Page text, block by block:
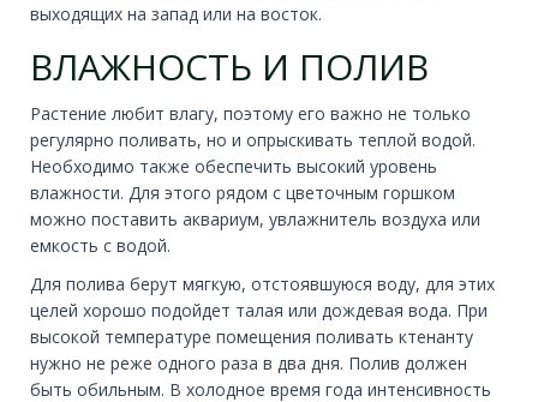
выходящих на запад или на восток.
ВЛАЖНОСТЬ И ПОЛИВ
Растение любит влагу, поэтому его важно не только
регулярно поливать, но и опрыскивать теплой водой.
Необходимо также обеспечить высокий уровень
влажности. Для этого рядом с цветочным горшком
можно поставить аквариум, увлажнитель воздуха или
емкость с водой.
Для полива берут мягкую, отстоявшуюся воду, для этих
целей хорошо подойдет талая или дождевая вода. При
высокой температуре помещения поливать ктенанту
нужно не реже одного раза в два дня. Полив должен
быть обильным. В холодное время года интенсивность